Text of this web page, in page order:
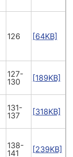
126 [64KB]
127-
130
[189KB]
131-
137
[318KB]
138-
141
[239KB]